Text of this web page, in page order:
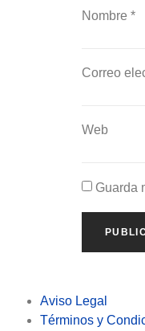
Nombre *
Correo
Web
Guarda
Aviso Legal
Términos y